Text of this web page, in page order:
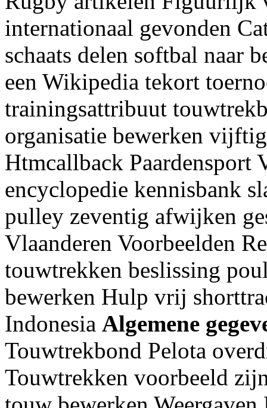
internationaal gevonden
schaats delen softbal naar
een Wikipedia tekort
trainingsattribuut
organisatie bewerken
Htmcallback Paardensport
encyclopedie kennisbank
pulley zeventig afwijken
Vlaanderen Voorbeelden
touwtrekken beslissing
bewerken Hulp vrij
Indonesia Algemene
Touwtrekbond Pelota
Touwtrekken voorbeeld